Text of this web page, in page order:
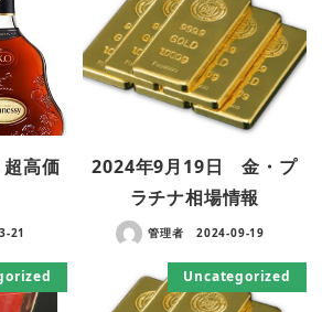
高価
21
2024年9月19日 金・プ
ラチナ相場情報
管理者 2024-09-19
Uncategorized